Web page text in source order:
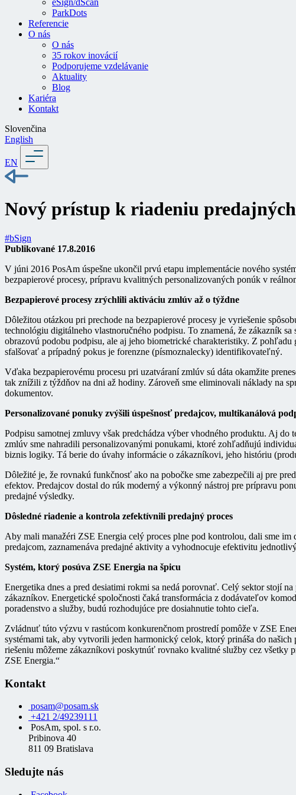
eSign/dScan
ParkDots
Referencie
O nás
O nás
35 rokov inovácií
Podporujeme vzdelávanie
Aktuality
Blog
Kariéra
Kontakt
Slovenčina
English
EN
Nový prístup k riadeniu
#bSign
Publikované 17.8.2016
V júni 2016 PosAm úspešne ukončil prvú etapu implementácie nového
bezpapierové procesy, prípravu kvalitných personalizovaných ponúk v
Bezpapierové procesy zrýchlili aktiváciu zmlúv až o týždne
Dôležitou otázkou pri prechode na bezpapierové procesy je vyriešenie
technológiu digitálneho vlastnoručného podpisu. To znamená, že zákazník
obrazovú podobu podpisu, ale aj jeho biometrické charakteristiky. Z
sfalšovať a prípadný pokus je forenzne (písmoznalecky) identifikovateľný.
Vďaka bezpapierovému procesu pri uzatváraní zmlúv sú dáta okamžite
tak znížili z týždňov na dni až hodiny. Zároveň sme eliminovali náklady na
dokumentov.
Personalizované ponuky zvýšili úspešnosť predajcov, multikanálová
Podpisu samotnej zmluvy však predchádza výber vhodného produktu. Aj
zmlúv sme nahradili personalizovanými ponukami, ktoré zohľadňujú
biznis logiky. Tá berie do úvahy informácie o zákazníkovi, jeho históriu
Dôležité je, že rovnakú funkčnosť ako na pobočke sme zabezpečili aj pre
efektov. Predajcov dostal do rúk moderný a výkonný nástroj pre prípravu
predajné výsledky.
Dôsledné riadenie a kontrola zefektívnili predajný proces
Aby mali manažéri ZSE Energia celý proces plne pod kontrolou, dali sme
predajcom, zaznamenáva predajné aktivity a vyhodnocuje efektivitu
Systém, ktorý posúva ZSE Energia na špicu
Energetika dnes a pred desiatimi rokmi sa nedá porovnať. Celý sektor stojí
zákazníkov. Energetické spoločnosti čaká transformácia z dodávateľov
poradenstvo a služby, budú rozhodujúce pre dosiahnutie tohto cieľa.
Zvládnuť túto výzvu v rastúcom konkurenčnom prostredí pomôže v ZSE
systémami tak, aby vytvorili jeden harmonický celok, ktorý prináša do
riešeniu môžeme zákazníkovi poskytnúť rovnako kvalitné služby cez všetky
ZSE Energia.“
Kontakt
posam@posam.sk
+421 2/49239111
PosAm, spol. s r.o.
Pribinova 40
811 09 Bratislava
Sledujte nás